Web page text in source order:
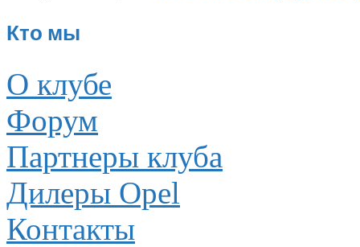
Кто мы
О клубе
Форум
Партнеры клуба
Дилеры Opel
Контакты